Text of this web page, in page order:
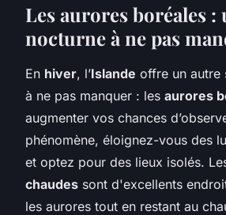
Les aurores boréales :
nocturne à ne pas
En hiver, l’Islande offre un autre
à ne pas manquer : les aurores
augmenter vos chances
phénomène, éloignez-vous des
et optez pour des lieux isolés.
chaudes sont d'excellents
les aurores tout en restant au